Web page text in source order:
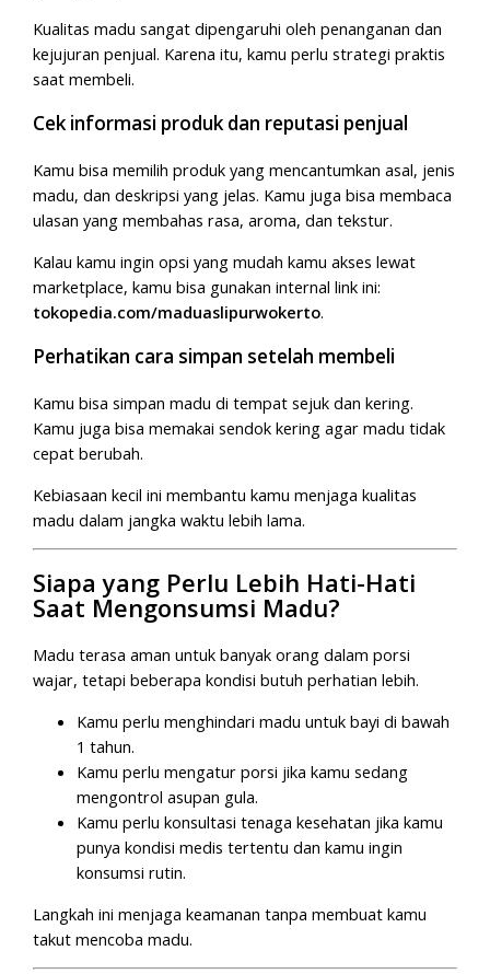
Kualitas madu sangat dipengaruhi oleh penanganan dan
kejujuran penjual. Karena itu, kamu perlu strategi praktis
saat membeli.
Cek informasi produk dan reputasi penjual
Kamu bisa memilih produk yang mencantumkan asal, jenis
madu, dan deskripsi yang jelas. Kamu juga bisa membaca
ulasan yang membahas rasa, aroma, dan tekstur.
Kalau kamu ingin opsi yang mudah kamu akses lewat
marketplace, kamu bisa gunakan internal link ini:
tokopedia.com/maduaslipurwokerto.
Perhatikan cara simpan setelah membeli
Kamu bisa simpan madu di tempat sejuk dan kering.
Kamu juga bisa memakai sendok kering agar madu tidak
cepat berubah.
Kebiasaan kecil ini membantu kamu menjaga kualitas
madu dalam jangka waktu lebih lama.
Siapa yang Perlu Lebih Hati-Hati
Saat Mengonsumsi Madu?
Madu terasa aman untuk banyak orang dalam porsi
wajar, tetapi beberapa kondisi butuh perhatian lebih.
Kamu perlu menghindari madu untuk bayi di bawah
1 tahun.
Kamu perlu mengatur porsi jika kamu sedang
mengontrol asupan gula.
Kamu perlu konsultasi tenaga kesehatan jika kamu
punya kondisi medis tertentu dan kamu ingin
konsumsi rutin.
Langkah ini menjaga keamanan tanpa membuat kamu
takut mencoba madu.